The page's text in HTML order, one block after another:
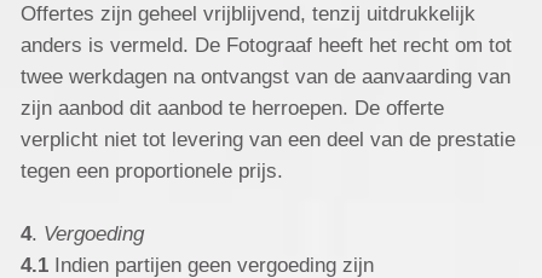
Offertes zijn geheel vrijblijvend, tenzij uitdrukkelijk
anders is vermeld. De Fotograaf heeft het recht om tot
twee werkdagen na ontvangst van de aanvaarding van
zijn aanbod dit aanbod te herroepen. De offerte
verplicht niet tot levering van een deel van de prestatie
tegen een proportionele prijs.
4. Vergoeding
4.1Indien partijen geen vergoeding zijn